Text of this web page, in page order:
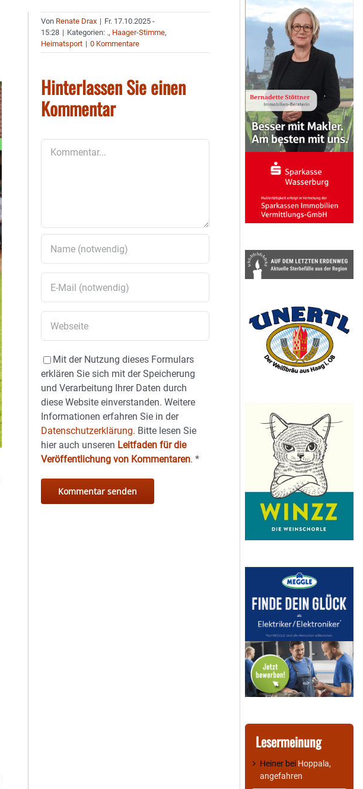
Von Renate Drax | Fr. 17.10.2025 -
15:28 | Kategorien: ., Haager-Stimme,
Heimatsport | 0 Kommentare
Hinterlassen Sie einen
Kommentar
Mit der Nutzung dieses Formulars
erklären Sie sich mit der Speicherung
und Verarbeitung Ihrer Daten durch
diese Website einverstanden. Weitere
Informationen erfahren Sie in der
Datenschutzerklärung. Bitte lesen Sie
hier auch unseren Leitfaden für die
Veröffentlichung von Kommentaren.*
Lesermeinung
Heiner bei Hoppala,
angefahren